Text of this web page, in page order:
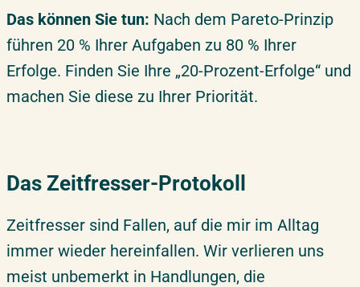
Das können Sie tun: Nach dem Pareto-Prinzip
führen 20 % Ihrer Aufgaben zu 80 % Ihrer
Erfolge. Finden Sie Ihre „20-Prozent-Erfolge“ und
machen Sie diese zu Ihrer Priorität.
Das Zeitfresser-Protokoll
Zeitfresser sind Fallen, auf die mir im Alltag
immer wieder hereinfallen. Wir verlieren uns
meist unbemerkt in Handlungen, die